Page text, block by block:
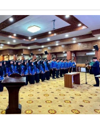
ACEHKINI.ID
Aceh Terkini